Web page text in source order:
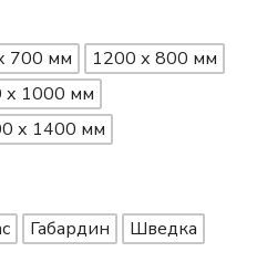
700 мм
1200 х 800 мм
х 1000 мм
х 1400 мм
Габардин Шведка